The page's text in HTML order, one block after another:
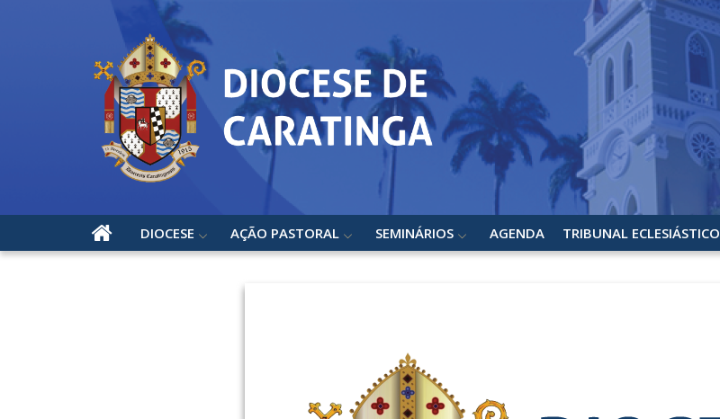
DIOCESE AÇÃO PASTORAL SEMINÁRIOS AGENDA TRIBUNAL ECLESIÁSTICO